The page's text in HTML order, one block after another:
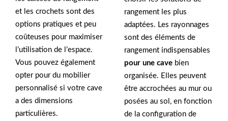
et les crochets sont des
options pratiques et peu
coûteuses pour maximiser
l’utilisation de l’espace.
Vous pouvez également
opter pour du mobilier
personnalisé si votre cave
a des dimensions
particulières.
rangement les plus
adaptées. Les rayonnages
sont des éléments de
rangement indispensables
pour une cave bien
organisée. Elles peuvent
être accrochées au mur ou
posées au sol, en fonction
de la configuration de